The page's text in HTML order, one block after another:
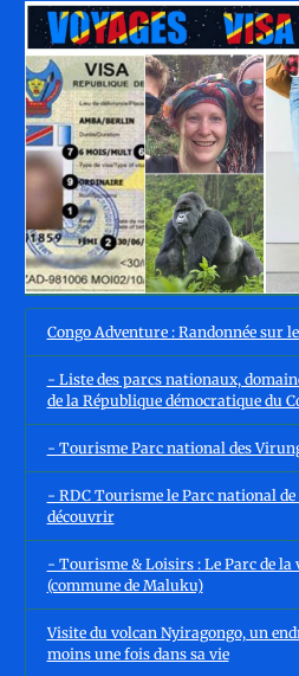
Congo Adventure : Randonnée sur
- Liste des parcs nationaux,
de la République démocratique du
- Tourisme Parc national des
- RDC Tourisme le Parc national
découvrir
- Tourisme & Loisirs : Le Parc de la
(commune de Maluku)
Visite du volcan Nyiragongo, un
moins une fois dans sa vie